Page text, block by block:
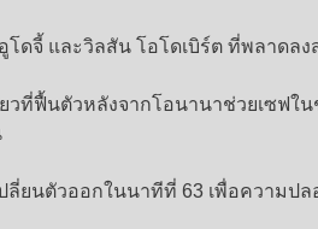
ดจี้ และวิลสัน โอโดเบิร์ต ที่พลาดล
วที่ฟื้นตัวหลังจากโอนานาช่วยเซฟใ
ลี่ยนตัวออกในนาทีที่ 63 เพื่อความปล